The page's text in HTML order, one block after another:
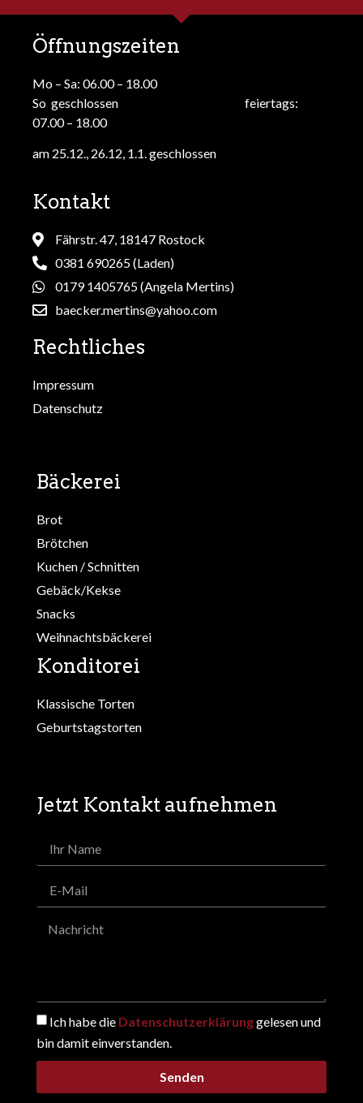
Öffnungszeiten
Mo – Sa: 06.00 – 18.00
So geschlossen feiertags:
07.00 – 18.00
am 25.12., 26.12, 1.1. geschlossen
Kontakt
Fährstr. 47, 18147 Rostock
0381 690265 (Laden)
0179 1405765 (Angela Mertins)
baecker.mertins@yahoo.com
Rechtliches
Impressum
Datenschutz
Bäckerei
Brot
Brötchen
Kuchen / Schnitten
Gebäck/Kekse
Snacks
Weihnachtsbäckerei
Konditorei
Klassische Torten
Geburtstagstorten
Jetzt Kontakt aufnehmen
Ich habe die Datenschutzerklärunggelesen und
bin damit einverstanden.
Senden